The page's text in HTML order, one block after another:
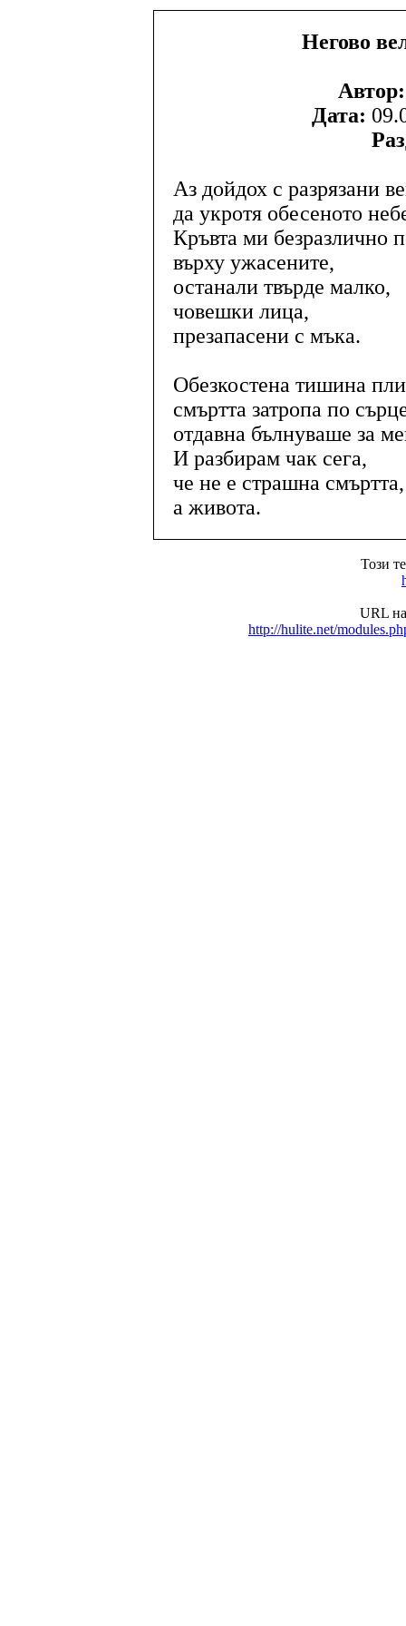
Негово
Автор:
Дата:
Аз дойдох с разрязани
да укротя обесеното
Кръвта ми безразлично
върху ужасените,
останали твърде малко,
човешки лица,
презапасени с мъка.
Обезкостена тишина
смъртта затропа по
отдавна бълнуваше за
И разбирам чак сега,
че не е страшна смъртта,
а живота.
Този
URL
http://hulite.net/